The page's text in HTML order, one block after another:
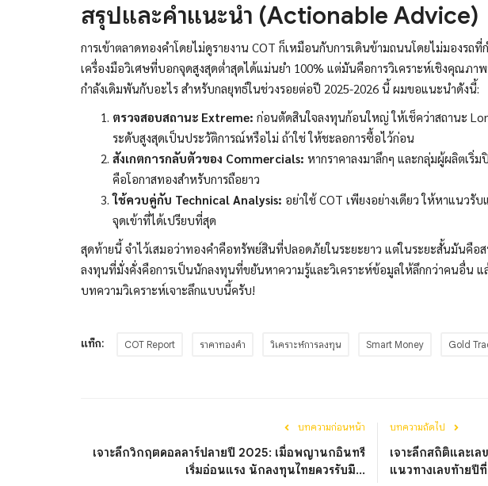
สรุปและคำแนะนำ (Actionable Advice)
การเข้าตลาดทองคำโดยไม่ดูรายงาน COT ก็เหมือนกับการเดินข้ามถนนโดยไม่มองรถ
เครื่องมือวิเศษที่บอกจุดสูงสุดต่ำสุดได้แม่นยำ 100% แต่มันคือการวิเคราะห์เชิงคุณภา
กำลังเดิมพันกับอะไร สำหรับกลยุทธ์ในช่วงรอยต่อปี 2025-2026 นี้ ผมขอแนะนำดังนี้:
ตรวจสอบสถานะ Extreme: ก่อนตัดสินใจลงทุนก้อนใหญ่ ให้เช็คว่าสถานะ
ระดับสูงสุดเป็นประวัติการณ์หรือไม่ ถ้าใช่ ให้ชะลอการซื้อไว้ก่อน
สังเกตการกลับตัวของ Commercials: หากราคาลงมาลึกๆ และกลุ่มผู้ผลิตเริ่
คือโอกาสทองสำหรับการถือยาว
ใช้ควบคู่กับ Technical Analysis: อย่าใช้ COT เพียงอย่างเดียว ให้หาแนว
จุดเข้าที่ได้เปรียบที่สุด
สุดท้ายนี้ จำไว้เสมอว่าทองคำคือทรัพย์สินที่ปลอดภัยในระยะยาว แต่ในระยะสั้นมันคือ
ลงทุนที่มั่งคั่งคือการเป็นนักลงทุนที่ขยันหาความรู้และวิเคราะห์ข้อมูลให้ลึกกว่าคนอื่น
บทความวิเคราะห์เจาะลึกแบบนี้ครับ!
แท็ก: COT Report ราคาทองคำ วิเคราะห์การลงทุน Smart Money Gold
บทความก่อนหน้า
เจาะลึกวิกฤตดอลลาร์ปลายปี 2025: เมื่อพญานกอินทรี
เริ่มอ่อนแรง นักลงทุนไทยควรรับมื...
บทความถัดไป
เจาะลึกสถิติและเล
แนวทางเลขท้ายปี